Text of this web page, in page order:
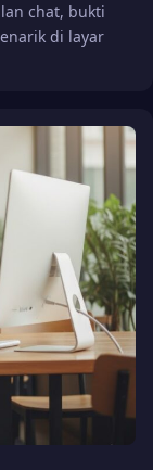
chat, bukti
di layar